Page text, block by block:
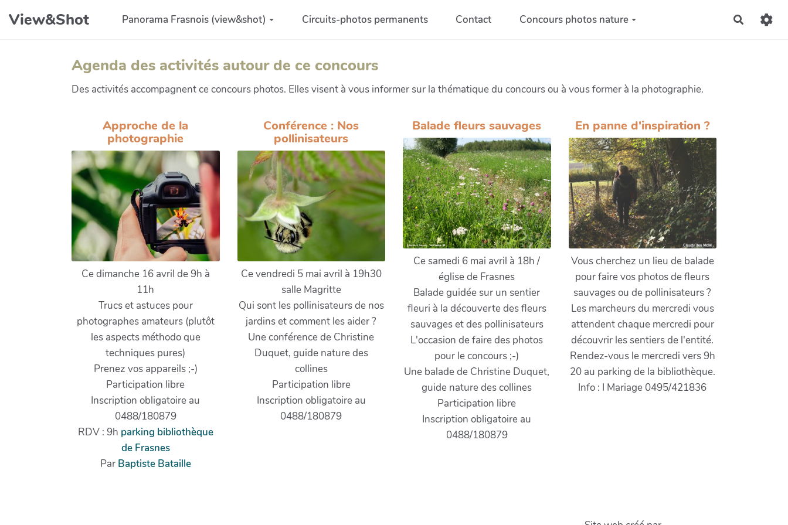
Aller au contenu principal
View&Shot Panorama Frasnois (view&shot) Circuits-photos permanents Contact Concours photos nature
Agenda des activités autour de ce concours
Des activités accompagnent ce concours photos. Elles visent à vous informer sur la thématique du concours ou à vous former à la photographie.
Approche de la
photographie
Ce dimanche 16 avril de 9h à
11h
Trucs et astuces pour
photographes amateurs (plutôt
les aspects méthodo que
techniques pures)
Prenez vos appareils ;-)
Participation libre
Inscription obligatoire au
0488/180879
RDV : 9h parking bibliothèque
de Frasnes
Par Baptiste Bataille
Conférence : Nos
pollinisateurs
Ce vendredi 5 mai avril à 19h30
salle Magritte
Qui sont les pollinisateurs de nos
jardins et comment les aider ?
Une conférence de Christine
Duquet, guide nature des
collines
Participation libre
Inscription obligatoire au
0488/180879
Balade fleurs sauvages
Ce samedi 6 mai avril à 18h /
église de Frasnes
Balade guidée sur un sentier
fleuri à la découverte des fleurs
sauvages et des pollinisateurs
L'occasion de faire des photos
pour le concours ;-)
Une balade de Christine Duquet,
guide nature des collines
Participation libre
Inscription obligatoire au
0488/180879
En panne d'inspiration ?
Vous cherchez un lieu de balade
pour faire vos photos de fleurs
sauvages ou de pollinisateurs ?
Les marcheurs du mercredi vous
attendent chaque mercredi pour
découvrir les sentiers de l'entité.
Rendez-vous le mercredi vers 9h
20 au parking de la bibliothèque.
Info : I Mariage 0495/421836